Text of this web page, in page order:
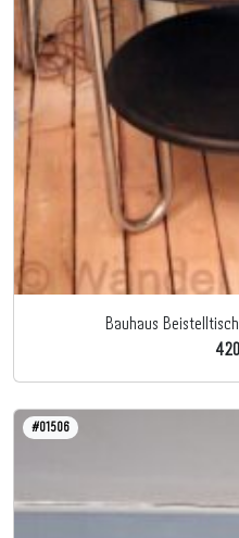
Bauhaus
#01506